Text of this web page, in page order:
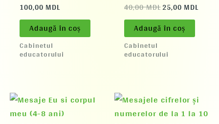
100,00 MDL
Adaugă în coș
Cabinetul
educatorului
40,00MDL25,00 MDL
Adaugă în coș
Cabinetul
educatorului